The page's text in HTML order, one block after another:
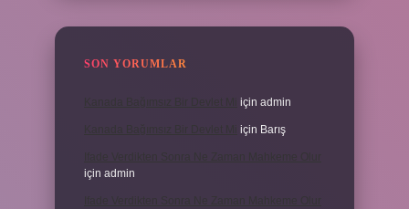
SON YORUMLAR
için admin
için Barış
için admin